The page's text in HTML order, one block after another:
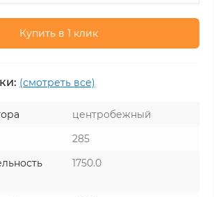
Купить в 1 клик
(смотреть все)
центробежный
285
1750.0